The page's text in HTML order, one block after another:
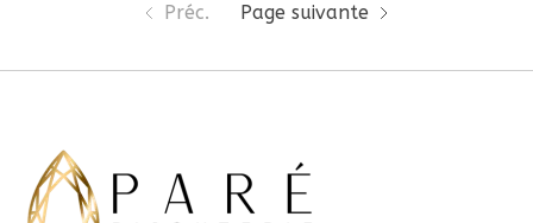
Préc. Page suivante